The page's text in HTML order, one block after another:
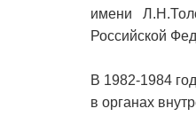
имени
Российской
В 1982-1984
в органах